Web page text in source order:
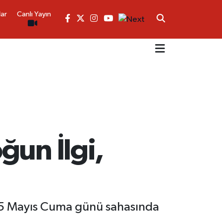
Canlı Yayın
İlgi,
Cuma günü sahasında